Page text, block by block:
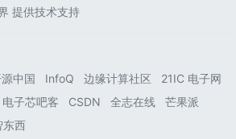
提供技术支持
中国 InfoQ 边缘计算社区
21IC 电子网
电子芯吧客 CSDN 全志在线
芒果派
东西